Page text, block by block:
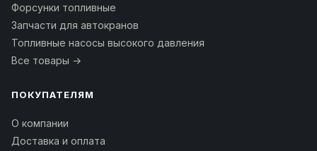
Форсунки топливные
Запчасти для автокранов
Топливные насосы высокого давления
Все товары →
ПОКУПАТЕЛЯМ
О компании
Доставка и оплата